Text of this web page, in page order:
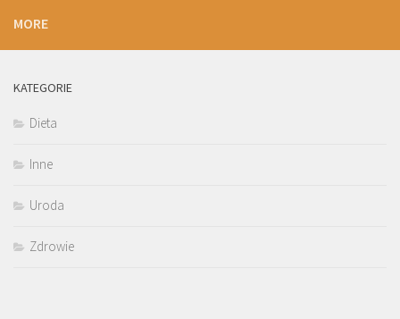
MORE
KATEGORIE
Dieta
Inne
Uroda
Zdrowie